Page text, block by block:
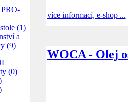
(1)
a
(9)
(0)
více informací, e-shop ...
WOCA - Olej